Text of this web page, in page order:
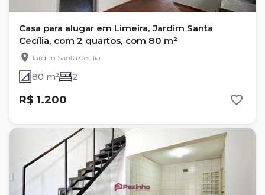
Casa para alugar em Limeira, Jardim Santa
Cecília, com 2 quartos, com 80 m²
Jardim Santa Cecília
80 m² 2
R$ 1.200